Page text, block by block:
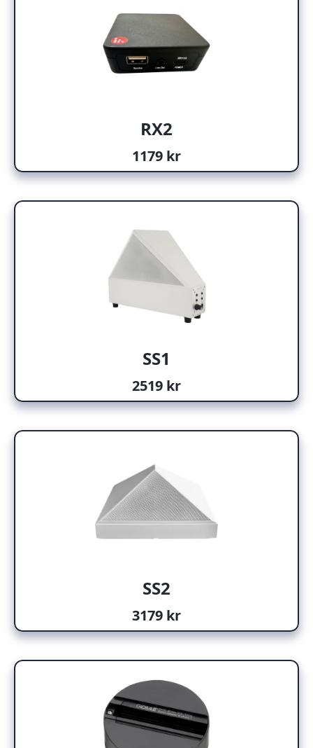
RX2
1179 kr
SS1
2519 kr
SS2
3179 kr